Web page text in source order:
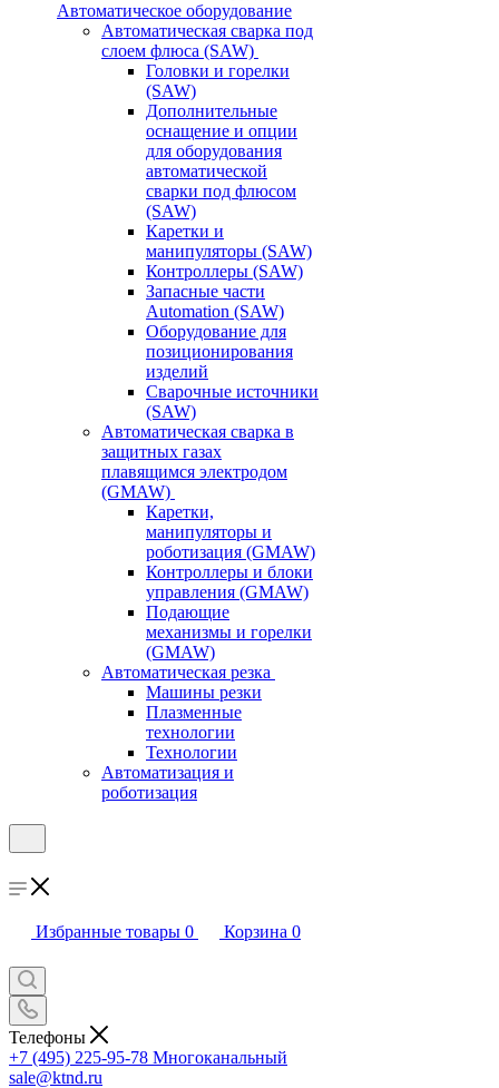
Автоматическое оборудование
Автоматическая сварка под
слоем флюса (SAW)
Головки и горелки
(SAW)
Дополнительные
оснащение и опции
для оборудования
автоматической
сварки под флюсом
(SAW)
Каретки и
манипуляторы (SAW)
Контроллеры (SAW)
Запасные части
Automation (SAW)
Оборудование для
позиционирования
изделий
Сварочные источники
(SAW)
Автоматическая сварка в
защитных газах
плавящимся электродом
(GMAW)
Каретки,
манипуляторы и
роботизация (GMAW)
Контроллеры и блоки
управления (GMAW)
Подающие
механизмы и горелки
(GMAW)
Автоматическая резка
Машины резки
Плазменные
технологии
Технологии
Автоматизация и
роботизация
Избранные товары 0 Корзина 0
Телефоны
+7 (495) 225-95-78 Многоканальный
sale@ktnd.ru